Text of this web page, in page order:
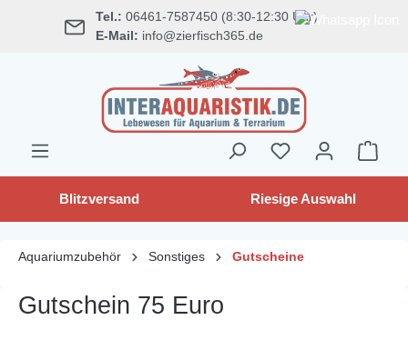
springen Tel.: 06461-7587450 (8:30-12:30 Uhr)
E-Mail: info@zierfisch365.de
Blitzversand Riesige Auswahl
Aquariumzubehör Sonstiges Gutscheine
Gutschein 75 Euro